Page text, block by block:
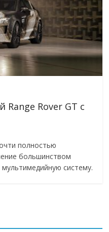
Rover GT с
полностью
большинством
систему.